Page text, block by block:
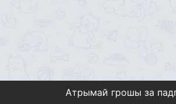
Атрымай грошы за